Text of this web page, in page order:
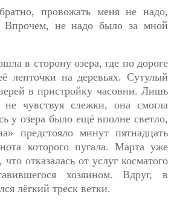
провожать меня не надо,
Впрочем, не надо было за мной
в сторону озера, где по дороге
ленточки на деревьях. Сутулый
в пристройку часовни. Лишь
чувствуя слежки, она смогла
у озера было ещё вполне светло,
предстояло минут пятнадцать
которого пугала. Марта уже
отказалась от услуг косматого
хозяином. Вдруг, в
лёгкий треск ветки.